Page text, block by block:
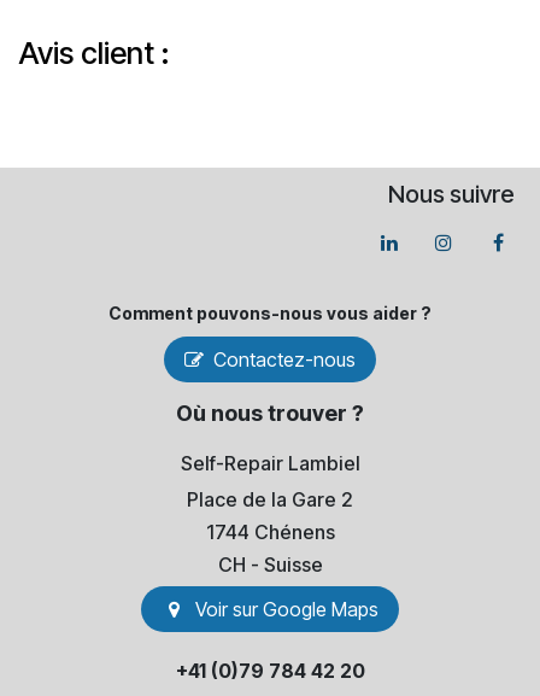
Avis client :
Nous suivre
Comment pouvons-​nous vous aider ?
Contactez-nous
Où nous trouver ?
Self-Repair Lambiel
Place de la Gare 2
1744 Chénens
​CH - Suisse
Voir sur Go​​ogle Maps
+41 (0)79 784 42 20